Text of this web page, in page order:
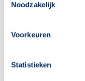
Noodzakelijk
Voorkeuren
Statistieken